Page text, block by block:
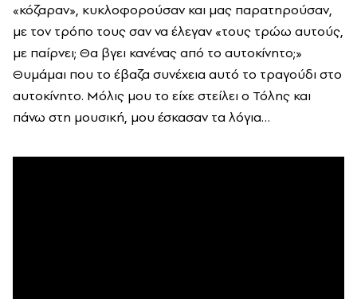
«κόζαραν», κυκλοφορούσαν και μας παρατηρούσαν,
με τον τρόπο τους σαν να έλεγαν «τους τρώω αυτούς,
με παίρνει; Θα βγει κανένας από το αυτοκίνητο;»
Θυμάμαι που το έβαζα συνέχεια αυτό το τραγούδι στο
αυτοκίνητο. Μόλις μου το είχε στείλει ο Τόλης και
πάνω στη μουσική, μου έσκασαν τα λόγια…